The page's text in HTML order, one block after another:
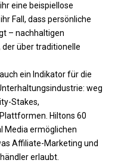
eine beispiellose
Fall, dass persönliche
– nachhaltigen
über traditionelle
ein Indikator für die
weg
Stakes,
Hiltons 60
Media ermöglichen
Affiliate-Marketing und
erlaubt.